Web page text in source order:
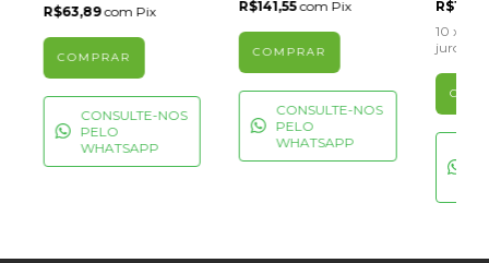
R$63,89com Pix
CONSULTE-NOS
PELO
WHATSAPP
R$141,55com Pix
CONSULTE-NOS
PELO
WHATSAPP
10 x de
juros